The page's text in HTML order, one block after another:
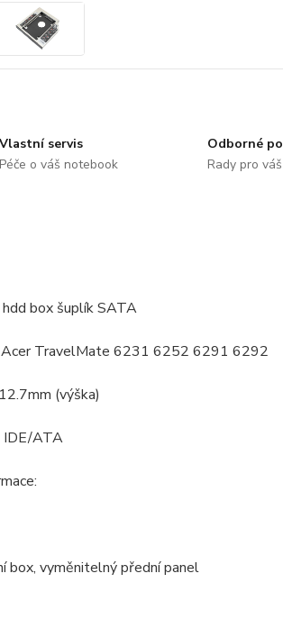
servis
o váš notebook
Odborné
Rady pro
box šuplík SATA
Acer TravelMate 6231 6252 6291 6292
(výška)
IDE/ATA
box, vyměnitelný přední panel